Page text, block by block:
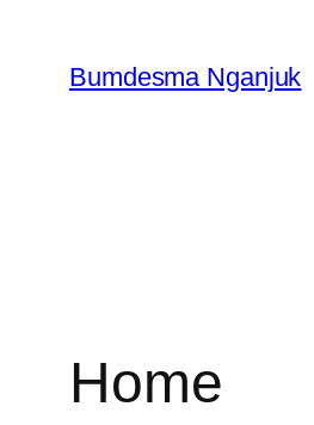
content
Bumdesma Nganjuk
Home